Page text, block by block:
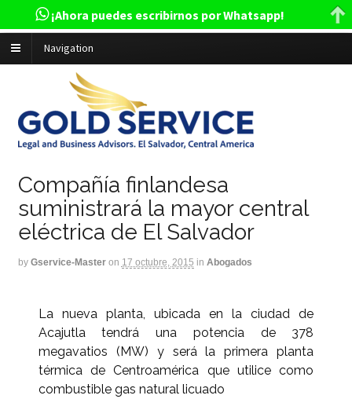
Navigation
Compañía finlandesa
suministrará la mayor central
eléctrica de El Salvador
by Gservice-Master on 17 octubre, 2015 in Abogados
La nueva planta, ubicada en la ciudad de
Acajutla tendrá una potencia de 378
megavatios (MW) y será la primera planta
térmica de Centroamérica que utilice como
combustible gas natural licuado
¡Ahora puedes escribirnos por Whatsapp!